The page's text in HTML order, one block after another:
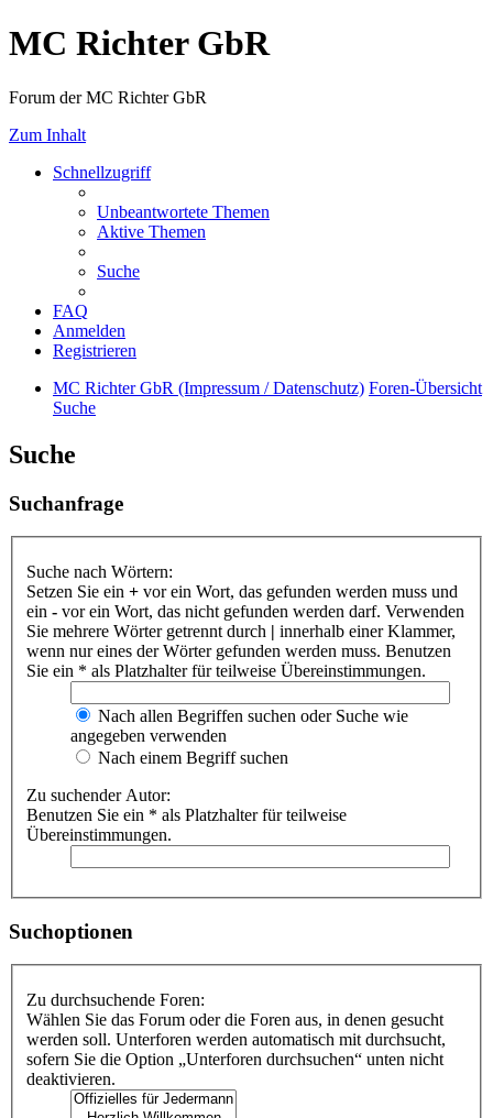
MC Richter GbR
Forum der MC Richter GbR
Zum Inhalt
Schnellzugriff
Unbeantwortete Themen
Aktive Themen
Suche
FAQ
Anmelden
Registrieren
MC Richter GbR (Impressum / Datenschutz) Foren-Übersicht
Suche
Suche
Suchanfrage
Suche nach Wörtern:
Setzen Sie ein + vor ein Wort, das gefunden werden muss und
ein - vor ein Wort, das nicht gefunden werden darf. Verwenden
Sie mehrere Wörter getrennt durch | innerhalb einer Klammer,
wenn nur eines der Wörter gefunden werden muss. Benutzen
Sie ein * als Platzhalter für teilweise Übereinstimmungen.
Nach allen Begriffen suchen oder Suche wie
angegeben verwenden
Nach einem Begriff suchen
Zu suchender Autor:
Benutzen Sie ein * als Platzhalter für teilweise
Übereinstimmungen.
Suchoptionen
Zu durchsuchende Foren:
Wählen Sie das Forum oder die Foren aus, in denen gesucht
werden soll. Unterforen werden automatisch mit durchsucht,
sofern Sie die Option „Unterforen durchsuchen“ unten nicht
deaktivieren.